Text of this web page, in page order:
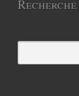
Recherche